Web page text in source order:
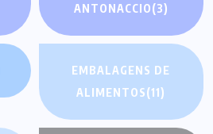
ANTONACCIO(3)
EMBALAGENS DE
ALIMENTOS(11)